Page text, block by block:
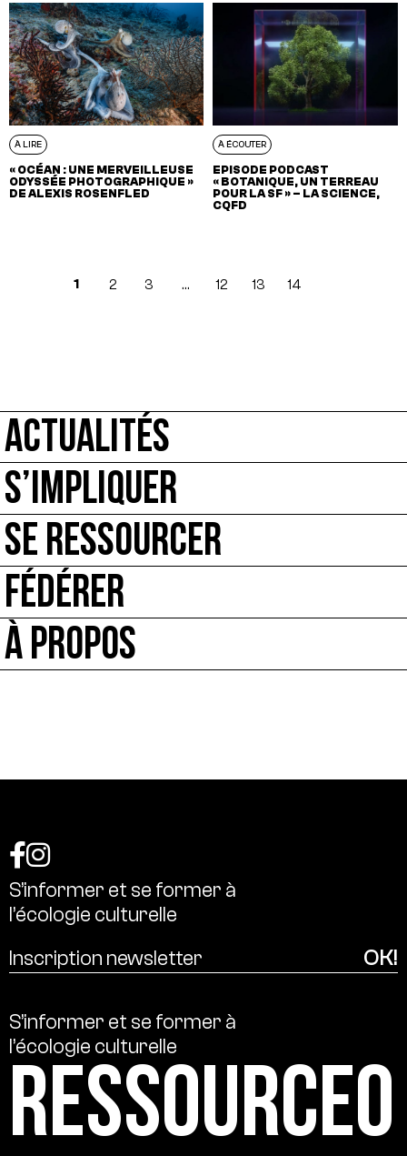
À LIRE
« OCÉAN : UNE MERVEILLEUSE
ODYSSÉE PHOTOGRAPHIQUE »
DE ALEXIS ROSENFLED
À ÉCOUTER
EPISODE PODCAST
« BOTANIQUE, UN TERREAU
POUR LA SF » – LA SCIENCE,
CQFD
1 2 3 … 12 13 14
ACTUALITÉS
S’IMPLIQUER
SE RESSOURCER
FÉDÉRER
À PROPOS
S’informer et se former à
l’écologie culturelle
S’informer et se former à
l’écologie culturelle
Ressource0